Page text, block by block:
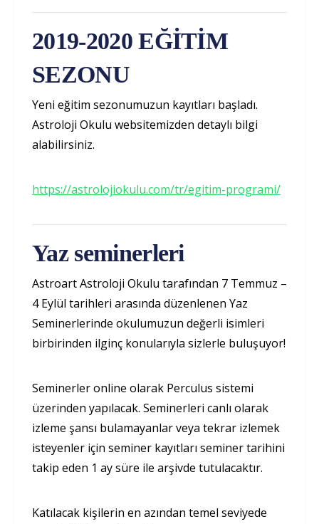
2019-2020 EĞİTİM
SEZONU
Yeni eğitim sezonumuzun kayıtları başladı.
Astroloji Okulu websitemizden detaylı bilgi
alabilirsiniz.
https://astrolojiokulu.com/tr/egitim-programi/
Yaz seminerleri
Astroart Astroloji Okulu tarafından 7 Temmuz –
4 Eylül tarihleri arasında düzenlenen Yaz
Seminerlerinde okulumuzun değerli isimleri
birbirinden ilginç konularıyla sizlerle buluşuyor!
Seminerler online olarak Perculus sistemi
üzerinden yapılacak. Seminerleri canlı olarak
izleme şansı bulamayanlar veya tekrar izlemek
isteyenler için seminer kayıtları seminer tarihini
takip eden 1 ay süre ile arşivde tutulacaktır.
Katılacak kişilerin en azından temel seviyede